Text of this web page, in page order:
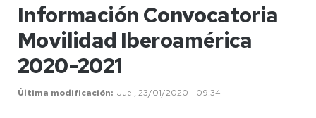
Información Convocatoria
Movilidad Iberoamérica
2020-2021
Última modificación Jue , 23/01/2020 - 09:34